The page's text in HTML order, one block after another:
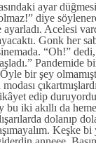
ayar
diye
ayarladı. Acelesi
Gonk her
“Oh!”
Pandemide
bir şey
edip
bu iki akıllı da
dolanıp
Keşke bi